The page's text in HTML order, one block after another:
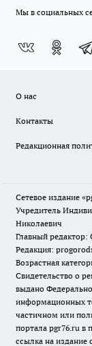
Мы в социальных
О нас
Контакты
Редакционная
Сетевое издание
Учредитель
Николаевич
Главный
Редакция:
Возрастная
Свидетельство о
выдано
информационных
частичном или
портала pgr76.ru в
ссылка на издание